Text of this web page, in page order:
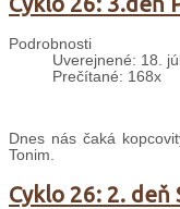
Podrobnosti
Uverejnené: 18.
Prečítané: 168x
Dnes nás čaká
Tonim.
Cyklo 26: 2. deň